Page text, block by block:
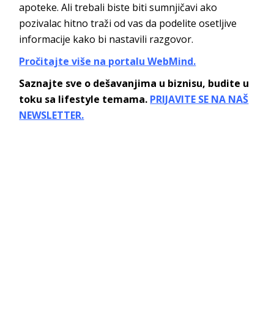
apoteke. Ali trebali biste biti sumnjičavi ako
pozivalac hitno traži od vas da podelite osetljive
informacije kako bi nastavili razgovor.
Pročitajte više na portalu WebMind.
Saznajte sve o dešavanjima u biznisu, budite u
toku sa lifestyle temama. PRIJAVITE SE NA NAŠ
NEWSLETTER.